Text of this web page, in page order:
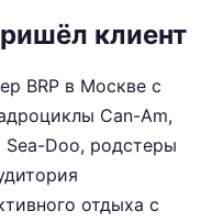
клиент
BRP в Москве с
Can-Am,
Doo, родстеры
отдыха с